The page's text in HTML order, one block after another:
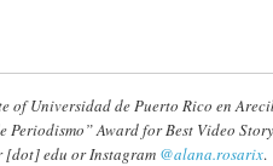
of Universidad de Puerto Rico en
Periodismo” Award for Best Video
edu or Instagram @alana.rosarix.